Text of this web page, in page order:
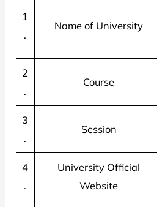
1
.
Name of University
2
.
Course
3
.
Session
4
.
University Official
Website